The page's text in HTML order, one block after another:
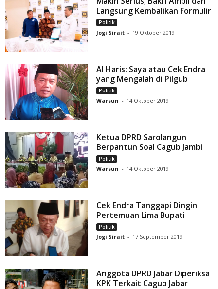
Langsung Kembalikan Formulir
Politik
Jogi Sirait - 19 Oktober 2019
Al Haris: Saya atau Cek Endra
yang Mengalah di Pilgub
Politik
Warsun - 14 Oktober 2019
Ketua DPRD Sarolangun
Berpantun Soal Cagub Jambi
Politik
Warsun - 14 Oktober 2019
Cek Endra Tanggapi Dingin
Pertemuan Lima Bupati
Politik
Jogi Sirait - 17 September 2019
Anggota DPRD Jabar Diperiksa
KPK Terkait Cagub Jabar